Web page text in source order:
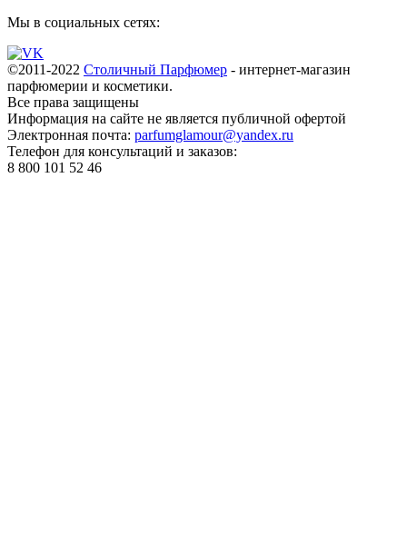
Мы в социальных сетях:
©2011-2022 Столичный Парфюмер - интернет-магазин
парфюмерии и косметики.
Все права защищены
Информация на сайте не является публичной офертой
Электронная почта: parfumglamour@yandex.ru
Телефон для консультаций и заказов:
8 800 101 52 46